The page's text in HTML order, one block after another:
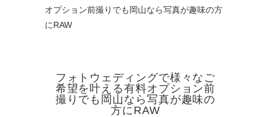
オプション前撮りでも岡山なら写真が趣味の方
にRAW
フォトウェディングで様々なご
希望を叶える有料オプション前
撮りでも岡山なら写真が趣味の
方にRAW